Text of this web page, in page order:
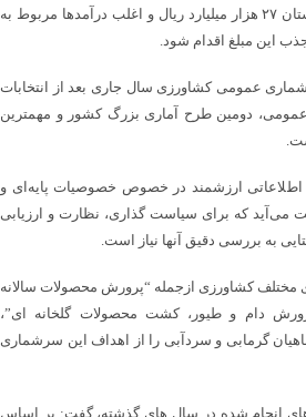
وی تاکید کرد: سهم درآمدهای استان ۲۷ هزار میلیارد ریال و اغلب درآمدها مربوط به
این مبلغ اقدام شود.
عمومی کشاورزی سال جاری بعد از انتخابات
دومین طرح آماری بزرگ کشور و مهمترین
ارزشمند در خصوص خصوصیات پایه‌ای و
که برای سیاست گذاری، نظارت و ارزیابی
به بررسی دقیق آنها نیاز است.
مختلف کشاورزی ازجمله “پرورش محصولات سالانه
دام و طیور، کشت محصولات گلخانه ای”،
گرمابی و سردآبی را از اهداف این سرشماری
انجام شده در سال های گذشته، گفت: بر اساس